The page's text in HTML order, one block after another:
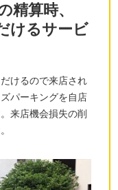
精算時、
けるサービ
けるので来店され
パーキングを自店
来店機会損失の削